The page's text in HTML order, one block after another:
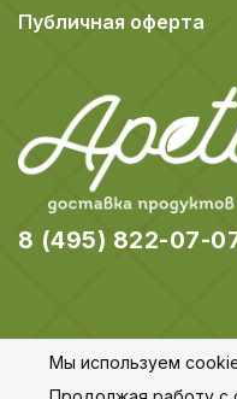
Публичная оферта
8 (495) 822-07-
© 2018-2026 Apeti.ru,
Мы используем